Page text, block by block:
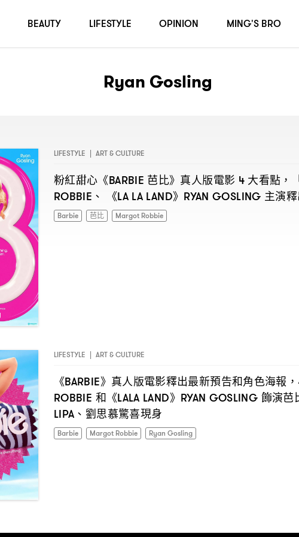
Ryan Gosling
LIFESTYLE | ART & CULTURE
粉紅甜心《BARBIE 芭比》真人版電影 4 大看點 ，
ROBBIE 、 《LA LA LAND》 RYAN GOSLING 主演
Barbie 芭比 Margot Robbie
LIFESTYLE | ART & CULTURE
《BARBIE》真人版電影釋出最新預告和角色海報 ，
ROBBIE 和《LALA LAND》 RYAN GOSLING 飾演芭
LIPA 、劉思慕驚喜現身
Barbie Margot Robbie Ryan Gosling
BEAUTY LIFESTYLE OPINION MING'S BRO